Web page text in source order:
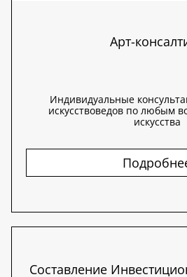
Арт-
Индивидуальные
искусствоведов по любым
искусства
Составление